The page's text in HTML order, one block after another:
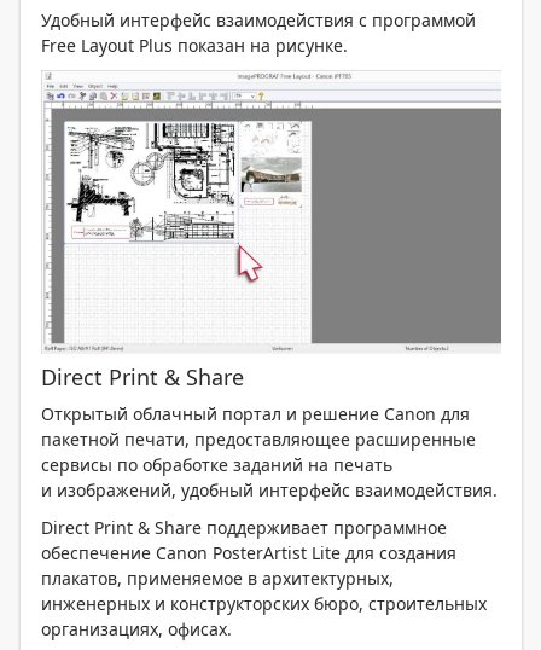
Удобный интерфейс взаимодействия с программой
Free Layout Plus показан на рисунке.
Direct Print & Share
Открытый облачный портал и решение Canon для
пакетной печати, предоставляющее расширенные
сервисы по обработке заданий на печать
и изображений, удобный интерфейс взаимодействия.
Direct Print & Share поддерживает программное
обеспечение Canon PosterArtist Lite для создания
плакатов, применяемое в архитектурных,
инженерных и конструкторских бюро, строительных
организациях, офисах.